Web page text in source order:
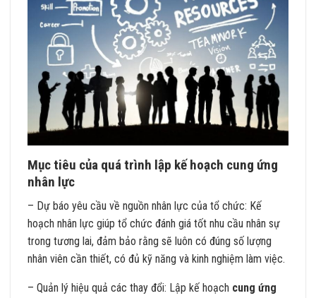
Mục tiêu của quá trình lập kế hoạch cung ứng
nhân lực
– Dự báo yêu cầu về nguồn nhân lực của tổ chức: Kế
hoạch nhân lực giúp tổ chức đánh giá tốt nhu cầu nhân sự
trong tương lai, đảm bảo rằng sẽ luôn có đúng số lượng
nhân viên cần thiết, có đủ kỹ năng và kinh nghiệm làm việc.
– Quản lý hiệu quả các thay đổi: Lập kế hoạch cung ứng